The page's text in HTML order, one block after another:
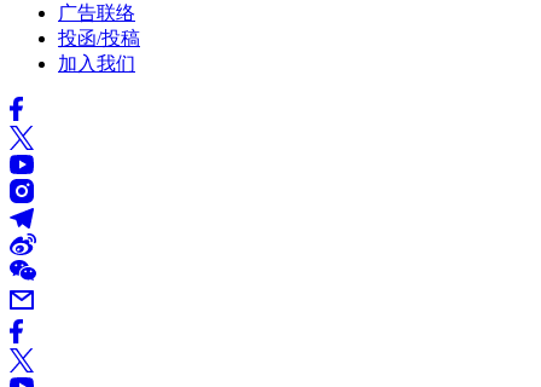
广告联络
投函/投稿
加入我们